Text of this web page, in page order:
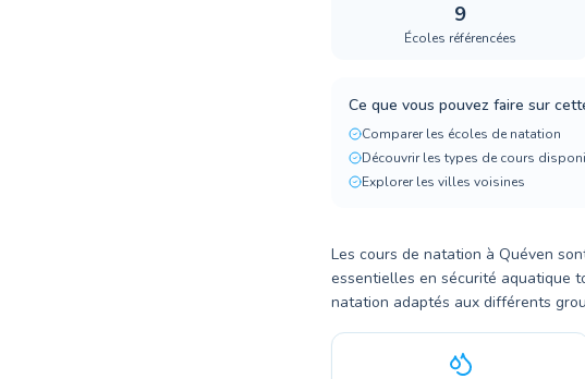
9
Écoles référencées
Ce que vous pouvez faire sur
Comparer les écoles de natation
Découvrir les types de cours
Explorer les villes voisines
Les cours de natation à Quéven
essentielles en sécurité aquatique
natation adaptés aux différents